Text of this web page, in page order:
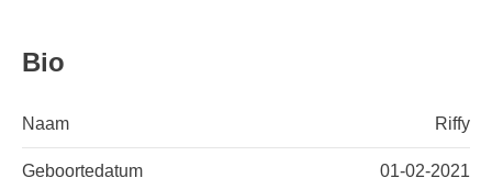
Bio
Naam Riffy
Geboortedatum 01-02-2021